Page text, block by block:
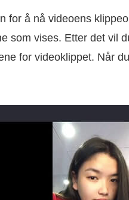
for å nå videoens
som vises. Etter det vil
for videoklippet. Når